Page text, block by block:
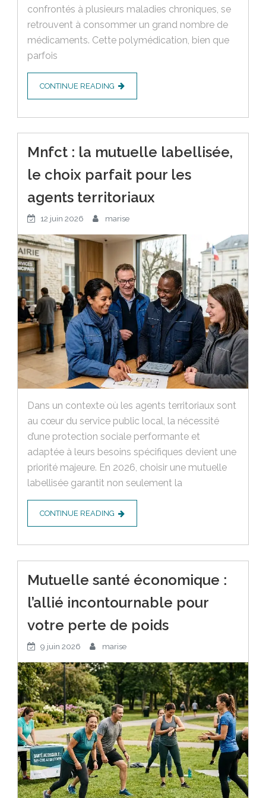
confrontés à plusieurs maladies chroniques, se
retrouvent à consommer un grand nombre de
médicaments. Cette polymédication, bien que
parfois
CONTINUE READING
Mnfct : la mutuelle labellisée,
le choix parfait pour les
agents territoriaux
12 juin 2026 marise
Dans un contexte où les agents territoriaux sont
au cœur du service public local, la nécessité
d’une protection sociale performante et
adaptée à leurs besoins spécifiques devient une
priorité majeure. En 2026, choisir une mutuelle
labellisée garantit non seulement la
CONTINUE READING
Mutuelle santé économique :
l’allié incontournable pour
votre perte de poids
9 juin 2026 marise